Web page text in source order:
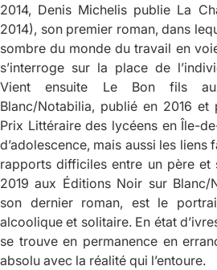
2014, Denis Michelis publie La
2014), son premier roman, dans
sombre du monde du travail en
s’interroge sur la place de
Vient ensuite Le Bon fils
Blanc/Notabilia, publié en 2016
Prix Littéraire des lycéens en Île-
d’adolescence, mais aussi les liens
rapports difficiles entre un père et
2019 aux Éditions Noir sur Blanc/
son dernier roman, est le
alcoolique et solitaire. En état
se trouve en permanence en
absolu avec la réalité qui l’entoure.